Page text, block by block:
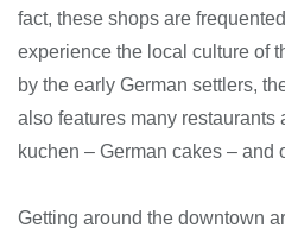
fact, these shops are
experience the local culture of
by the early German settlers,
also features many restaurants
kuchen – German cakes – and
Getting around the downtown